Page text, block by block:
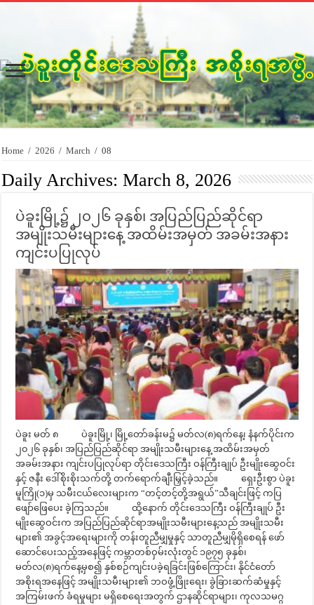
Home / 2026 / March / 08
Daily Archives:March 8, 2026
ပဲခူးမြို့၌ ၂၀၂၆ ခုနှစ်၊ အပြည်ပြည်ဆိုင်ရာ
အမျိုးသမီးများနေ့ အထိမ်းအမှတ် အခမ်းအနား
ကျင်းပပြုလုပ်
ပဲခူး မတ် ၈ ပဲခူးမြို့၊ မြို့တော်ခန်းမ၌ မတ်လ(၈)ရက်နေ့၊ နံနက်ပိုင်းက
၂၀၂၆ ခုနှစ်၊ အပြည်ပြည်ဆိုင်ရာ အမျိုးသမီးများနေ့ အထိမ်းအမှတ်
အခမ်းအနား ကျင်းပပြုလုပ်ရာ တိုင်းဒေသကြီး ဝန်ကြီးချုပ် ဦးမျိုးဆွေဝင်း
နှင့် ဇနီး ဒေါ်စိုးစိုးသက်တို့ တက်ရောက်ချီးမြှင့်ခဲ့သည်။ ရှေးဦးစွာ ပဲခူး
မူကြို(၁)မှ သမီးငယ်လေးများက “တင့်တင့်တို့အရွယ်”သီချင်းဖြင့် ကပြ
ဖျော်ဖြေပေး ခဲ့ကြသည်။ ထို့နောက် တိုင်းဒေသကြီး ဝန်ကြီးချုပ် ဦး
မျိုးဆွေဝင်းက အပြည်ပြည်ဆိုင်ရာအမျိုးသမီးများနေ့သည် အမျိုးသမီး
များ၏ အခွင့်အရေးများကို တန်းတူညီမျှမှုနှင့် သာတူညီမျှမိုရှိစေရန် ဖော်
ဆောင်ပေးသည့်အနေဖြင့် ကမ္ဘာတစ်ဝှမ်းလုံးတွင် ၁၉၇၅ ခုနှစ်၊
မတ်လ(၈)ရက်နေ့မှစ၍ နှစ်စဉ်ကျင်းပခဲ့ရခြင်းဖြစ်ကြောင်း၊ နိုင်ငံတော်
အစိုးရအနေဖြင့် အမျိုးသမီးများ၏ ဘဝဖွံ့ဖြိုးရေး၊ ခွဲခြားဆက်ဆံမှုနှင့်
အကြမ်းဖက် ခံရမှုများ မရှိစေရေးအတွက် ဌာနဆိုင်ရာများ၊ ကုလသမဂ္ဂ